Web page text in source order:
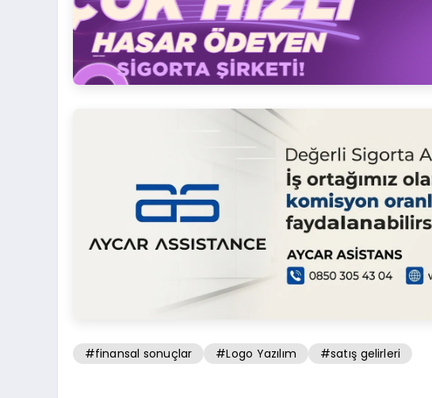
#finansal sonuçlar #Logo Yazılım #satış gelirleri